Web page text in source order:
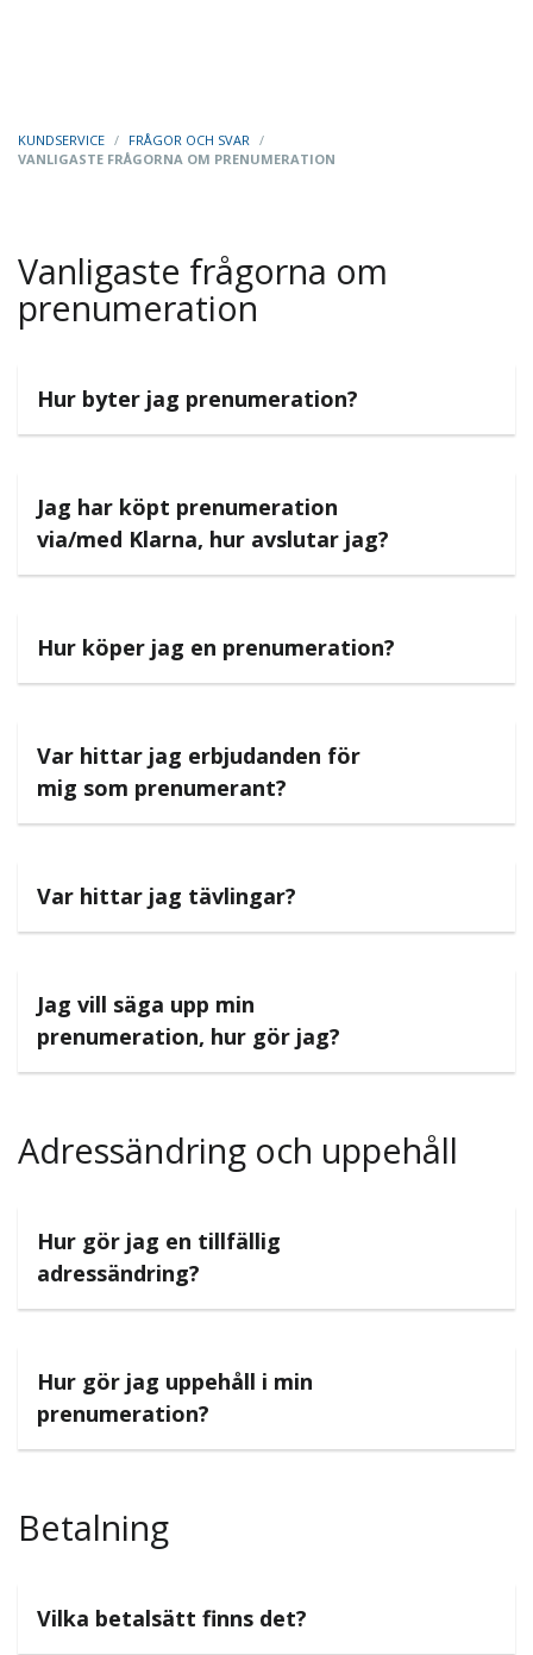
KUNDSERVICE / FRÅGOR OCH SVAR /
VANLIGASTE FRÅGORNA OM PRENUMERATION
Vanligaste frågorna om
prenumeration
Hur byter jag prenumeration?
Jag har köpt prenumeration
via/med Klarna, hur avslutar jag?
Hur köper jag en prenumeration?
Var hittar jag erbjudanden för
mig som prenumerant?
Var hittar jag tävlingar?
Jag vill säga upp min
prenumeration, hur gör jag?
Adressändring och uppehåll
Hur gör jag en tillfällig
adressändring?
Hur gör jag uppehåll i min
prenumeration?
Betalning
Vilka betalsätt finns det?